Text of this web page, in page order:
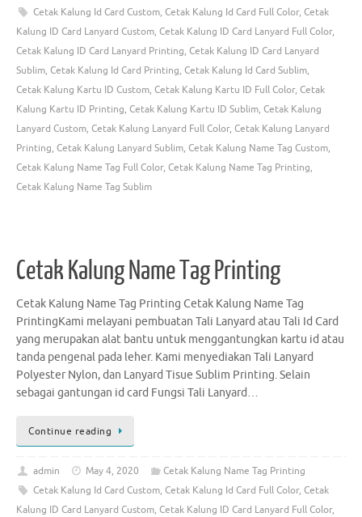
Cetak Kalung Id Card Custom, Cetak Kalung Id Card Full Color, Cetak
Kalung ID Card Lanyard Custom, Cetak Kalung ID Card Lanyard Full Color,
Cetak Kalung ID Card Lanyard Printing, Cetak Kalung ID Card Lanyard
Sublim, Cetak Kalung Id Card Printing, Cetak Kalung Id Card Sublim,
Cetak Kalung Kartu ID Custom, Cetak Kalung Kartu ID Full Color, Cetak
Kalung Kartu ID Printing, Cetak Kalung Kartu ID Sublim, Cetak Kalung
Lanyard Custom, Cetak Kalung Lanyard Full Color, Cetak Kalung Lanyard
Printing, Cetak Kalung Lanyard Sublim, Cetak Kalung Name Tag Custom,
Cetak Kalung Name Tag Full Color, Cetak Kalung Name Tag Printing,
Cetak Kalung Name Tag Sublim
Cetak Kalung Name Tag Printing
Cetak Kalung Name Tag Printing Cetak Kalung Name Tag
PrintingKami melayani pembuatan Tali Lanyard atau Tali Id Card
yang merupakan alat bantu untuk menggantungkan kartu id atau
tanda pengenal pada leher. Kami menyediakan Tali Lanyard
Polyester Nylon, dan Lanyard Tisue Sublim Printing. Selain
sebagai gantungan id card Fungsi Tali Lanyard…
Continue reading
admin May 4, 2020
Cetak Kalung Name Tag Printing
Cetak Kalung Id Card Custom, Cetak Kalung Id Card Full Color, Cetak
Kalung ID Card Lanyard Custom, Cetak Kalung ID Card Lanyard Full Color,